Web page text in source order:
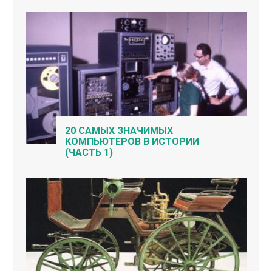
20 САМЫХ ЗНАЧИМЫХ
КОМПЬЮТЕРОВ В ИСТОРИИ
(ЧАСТЬ 1)